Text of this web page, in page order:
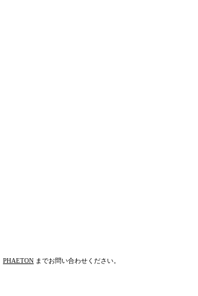
PHAETON までお問い合わせください。